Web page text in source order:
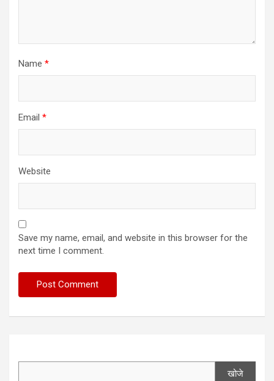
Name *
Email *
Website
Save my name, email, and website in this browser for the
next time I comment.
खोजे